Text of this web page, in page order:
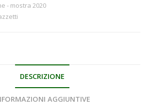
- mostra 2020
DESCRIZIONE
AGGIUNTIVE